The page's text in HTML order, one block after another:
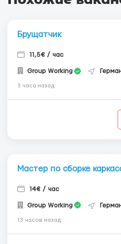
Брущатчик
11,5€ / час
Group Working
3 часа назад
Мастер по сборке
14€ / час
Group Working
13 часов назад